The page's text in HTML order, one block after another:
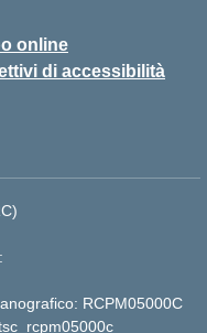
online
di accessibilità
RCPM05000C